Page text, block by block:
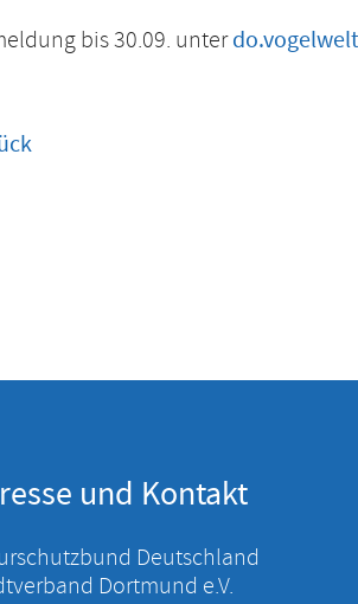
bis 30.09. unter
und Kontakt
Deutschland
Dortmund e.V.